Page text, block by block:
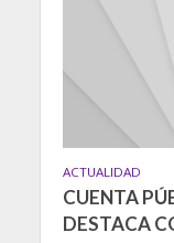
ACTUALIDAD
CUENTA
DESTACA